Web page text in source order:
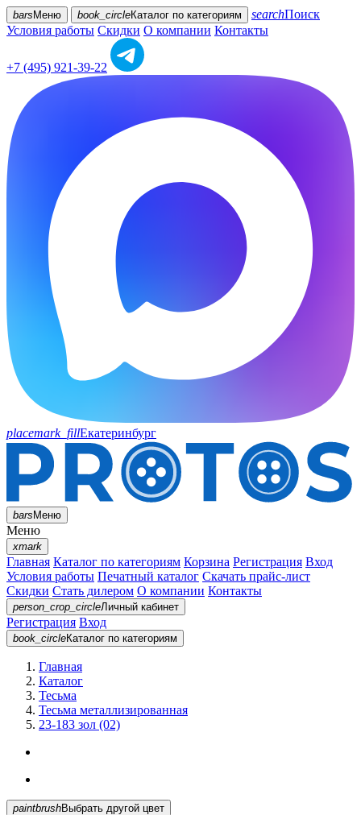
bars Меню book_circleКаталог по категориям searchПоиск
Условия работы Скидки О компании Контакты
+7 (495) 921-39-22
placemark_fillЕкатеринбург
barsМеню
Меню
xmark
Главная Каталог по категориям Корзина Регистрация Вход
Условия работы Печатный каталог Скачать прайс-лист
Скидки Стать дилером О компании Контакты
person_crop_circleЛичный кабинет
Регистрация Вход
book_circleКаталог по категориям
Главная
Каталог
Тесьма
Тесьма металлизированная
23-183 зол (02)
paintbrush Выбрать другой цвет